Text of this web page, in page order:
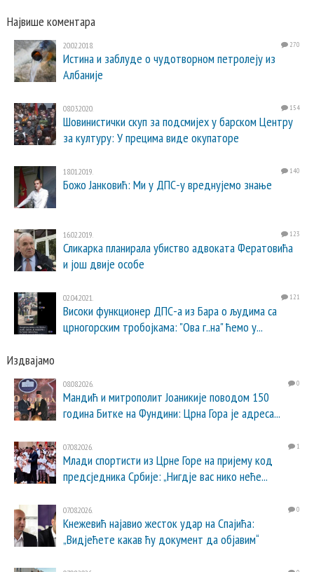
Највише коментара
20.02.2018. 270
Истина и заблуде о чудотворном петролеју из
Албаније
08.03.2020. 154
Шовинистички скуп за подсмијех у барском Центру
за културу: У прецима виде окупаторе
18.01.2019. 140
Божо Јанковић: Ми у ДПС-у вреднујемо знање
16.02.2019. 123
Сликарка планирала убиство адвоката Фератовића
и још двије особе
02.04.2021. 121
Високи функционер ДПС-а из Бара о људима са
црногорским тробојкама: "Ова г..на" ћемо у...
Издвајамо
08.08.2026. 0
Мандић и митрополит Јоаникије поводом 150
година Битке на Фундини: Црна Гора је адреса...
07.08.2026. 1
Млади спортисти из Црне Горе на пријему код
предсједника Србије: „Нигдје вас нико неће...
07.08.2026. 0
Кнежевић најавио жесток удар на Спајића:
„Видјећете какав ћу документ да објавим“